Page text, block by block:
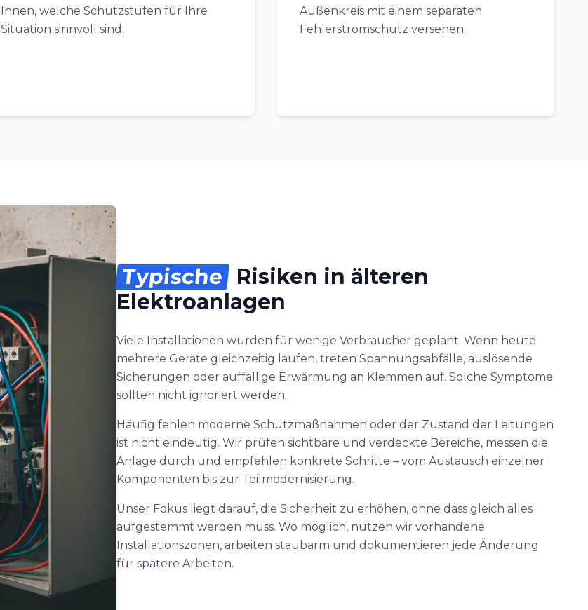
Ihnen, welche Schutzstufen für Ihre
Situation sinnvoll sind.
Außenkreis mit einem separaten
Fehlerstromschutz versehen.
Typische
Risiken in älteren
Elektroanlagen
Viele Installationen wurden für wenige Verbraucher geplant. Wenn heute
mehrere Geräte gleichzeitig laufen, treten Spannungsabfälle, auslösende
Sicherungen oder auffällige Erwärmung an Klemmen auf. Solche Symptome
sollten nicht ignoriert werden.
Häufig fehlen moderne Schutzmaßnahmen oder der Zustand der Leitungen
ist nicht eindeutig. Wir prüfen sichtbare und verdeckte Bereiche, messen die
Anlage durch und empfehlen konkrete Schritte – vom Austausch einzelner
Komponenten bis zur Teilmodernisierung.
Unser Fokus liegt darauf, die Sicherheit zu erhöhen, ohne dass gleich alles
aufgestemmt werden muss. Wo möglich, nutzen wir vorhandene
Installationszonen, arbeiten staubarm und dokumentieren jede Änderung
für spätere Arbeiten.